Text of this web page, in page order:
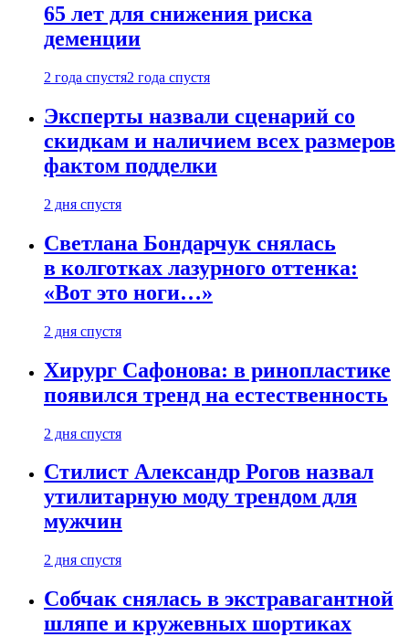
65 лет для снижения риска
деменции
2 года спустя2 года спустя
Эксперты назвали сценарий со
скидкам и наличием всех размеров
фактом подделки
2 дня спустя
Светлана Бондарчук снялась
в колготках лазурного оттенка:
«Вот это ноги…»
2 дня спустя
Хирург Сафонова: в ринопластике
появился тренд на естественность
2 дня спустя
Стилист Александр Рогов назвал
утилитарную моду трендом для
мужчин
2 дня спустя
Собчак снялась в экстравагантной
шляпе и кружевных шортиках